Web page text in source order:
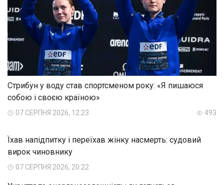
Стрибун у воду став спортсменом року: «Я пишаюся
собою і своєю країною»
07 СЕРПНЯ 2026, 12:23 493
Їхав напідпитку і переїхав жінку насмерть: судовий
вирок чиновнику
07 СЕРПНЯ 2026, 20:22